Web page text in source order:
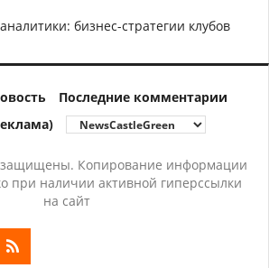
бизнес-стратегии клубов
Последние комментарии
Копирование информации
при наличии активной гиперссылки
на сайт